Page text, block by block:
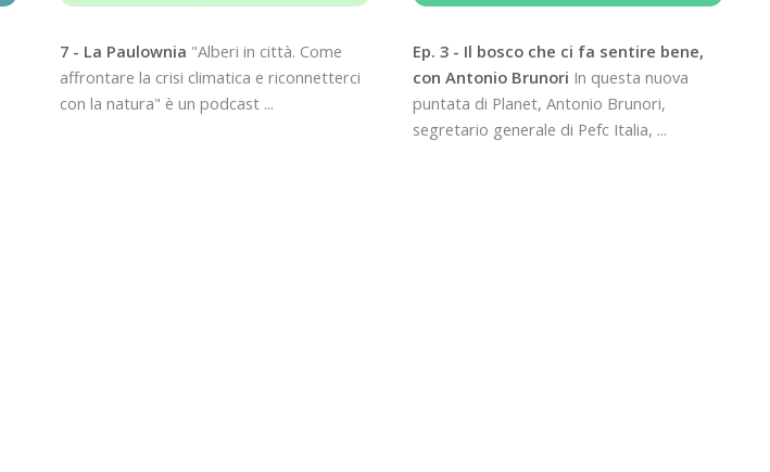
7 - La Paulownia "Alberi in città. Come
affrontare la crisi climatica e riconnetterci
con la natura" è un podcast ...
Ep. 3 - Il bosco che ci fa sentire bene,
con Antonio Brunori In questa nuova
puntata di Planet, Antonio Brunori,
segretario generale di Pefc Italia, ...